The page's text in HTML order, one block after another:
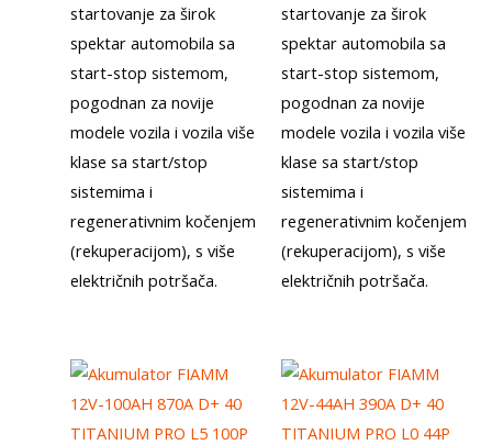
startovanje za širok
spektar automobila sa
start-stop sistemom,
pogodnan za novije
modele vozila i vozila više
klase sa start/stop
sistemima i
regenerativnim kočenjem
(rekuperacijom), s više
električnih potršača.
startovanje za širok
spektar automobila sa
start-stop sistemom,
pogodnan za novije
modele vozila i vozila više
klase sa start/stop
sistemima i
regenerativnim kočenjem
(rekuperacijom), s više
električnih potršača.